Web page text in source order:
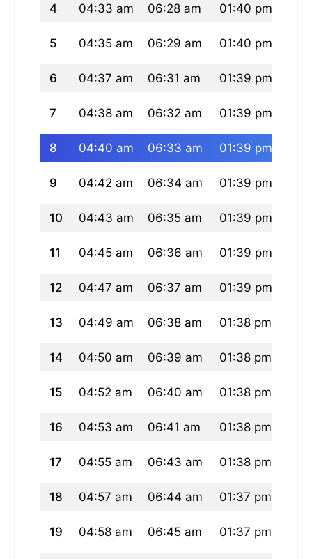
4 04:33 am 06:28 am 01:40 pm
5 04:35 am 06:29 am 01:40 pm
6 04:37 am 06:31 am 01:39 pm
7 04:38 am 06:32 am 01:39 pm
8 04:40 am 06:33 am 01:39 pm
9 04:42 am 06:34 am 01:39 pm
10 04:43 am 06:35 am 01:39 pm
11 04:45 am 06:36 am 01:39 pm
12 04:47 am 06:37 am 01:39 pm
13 04:49 am 06:38 am 01:38 pm
14 04:50 am 06:39 am 01:38 pm
15 04:52 am 06:40 am 01:38 pm
16 04:53 am 06:41 am 01:38 pm
17 04:55 am 06:43 am 01:38 pm
18 04:57 am 06:44 am 01:37 pm
19 04:58 am 06:45 am 01:37 pm